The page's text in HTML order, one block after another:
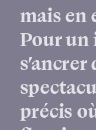
mais en
Pour un
précis